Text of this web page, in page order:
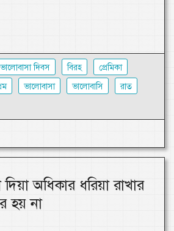
ভালোবাসা দিবস বিরহ
প্রেমিকা
ভালোবাসা ভালোবাসি
রাত
অধিকার ধরিয়া রাখার
হয় না